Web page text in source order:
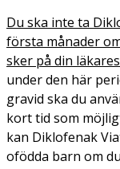
Du ska inte ta
första månader
sker på din
under den här
gravid ska du
kort tid som
kan Diklofenak
ofödda barn om